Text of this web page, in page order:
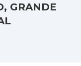
GRANDE